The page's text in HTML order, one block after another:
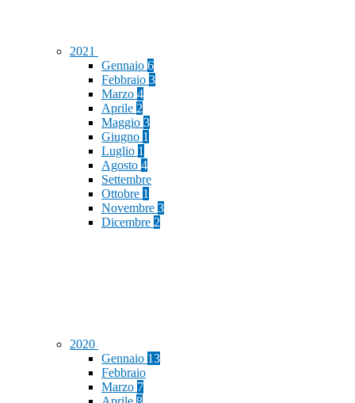
2021
Gennaio 6
Febbraio 3
Marzo 4
Aprile 2
Maggio 3
Giugno 1
Luglio 1
Agosto 4
Settembre
Ottobre 1
Novembre 3
Dicembre 2
2020
Gennaio 13
Febbraio
Marzo 7